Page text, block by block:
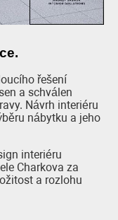
řešení
a schválen
Návrh interiéru
nábytku a jeho
interiéru
Charkova za
a rozlohu